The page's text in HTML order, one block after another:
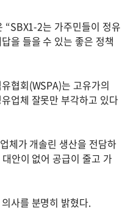
“SBX1-2는 가주민들이 정유
을 들을 수 있는 좋은 정책
협회(WSPA)는 고유가의
업체 잘못만 부각하고 있다
체가 개솔린 생산을 전담하
안이 없어 공급이 줄고 가
사를 분명히 밝혔다.